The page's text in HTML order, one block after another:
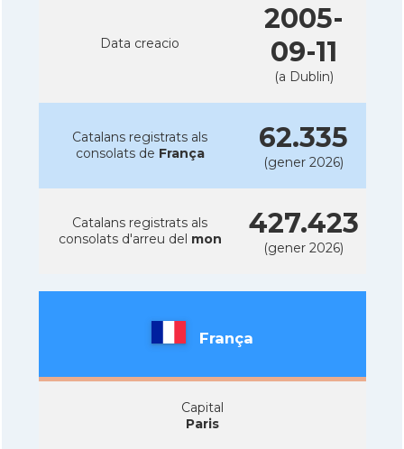
Data creacio
2005-
09-11
(a Dublin)
Catalans registrats als
consolats de França 62.335
(gener 2026)
Catalans registrats als
consolats d'arreu del mon 427.423
(gener 2026)
França
Capital
Paris